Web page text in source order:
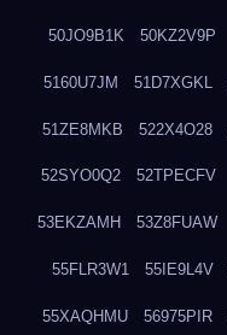
50JO9B1K 50KZ2V9P
5160U7JM 51D7XGKL
51ZE8MKB 522X4O28
52SYO0Q2 52TPECFV
53EKZAMH 53Z8FUAW
55FLR3W1 55IE9L4V
55XAQHMU 56975PIR